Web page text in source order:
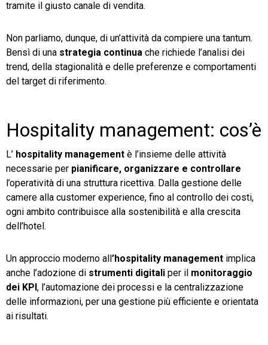
tramite il giusto canale di vendita.
Non parliamo, dunque, di un’attività da compiere una tantum.
Bensì di una strategia continua che richiede l’analisi dei
trend, della stagionalità e delle preferenze e comportamenti
del target di riferimento.
Hospitality management: cos’è
L’ hospitality management è l’insieme delle attività
necessarie per pianificare, organizzare e controllare
l’operatività di una struttura ricettiva. Dalla gestione delle
camere alla customer experience, fino al controllo dei costi,
ogni ambito contribuisce alla sostenibilità e alla crescita
dell’hotel.
Un approccio moderno all ’hospitality management implica
anche l’adozione di strumenti digitali per il monitoraggio
dei KPI , l’automazione dei processi e la centralizzazione
delle informazioni, per una gestione più efficiente e orientata
ai risultati.